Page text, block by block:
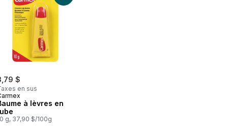
$
en sus
à lèvres en
g, 37,90 $/100g